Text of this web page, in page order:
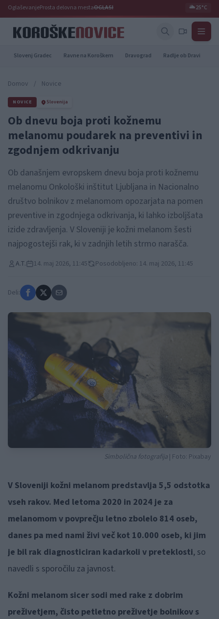
OglaševanjeProsta delovna mestaOGLASI 🌥️25°C
Slovenj Gradec Ravne na Koroškem Dravograd Radlje ob Dravi
Domov / Novice
NOVICE Slovenija
Ob dnevu boja proti kožnemu
melanomu poudarek na preventivi in
zgodnjem odkrivanju
Ob današnjem evropskem dnevu boja proti kožnemu
melanomu Onkološki inštitut Ljubljana in Nacionalno
društvo bolnikov z melanomom opozarjata na pomen
preventive in zgodnjega odkrivanja, ki lahko izboljšata
izide zdravljenja. V Sloveniji je kožni melanom šesti
najpogostejši rak, ki v zadnjih letih strmo narašča.
A.T. 14. maj 2026, 11:45 Posodobljeno: 14. maj 2026, 11:45
Deli:
Simbolična fotografija | Foto: Pixabay
V Sloveniji kožni melanom predstavlja 5,5 odstotka
vseh rakov. Med letoma 2020 in 2024 je za
melanomom v povprečju letno zbolelo 814 oseb,
danes pa med nami živi več kot 10.000 oseb, ki jim
je bil rak diagnosticiran kadarkoli v preteklosti, so
navedli s sporočilu za javnost.
Kožni melanom sicer sodi med rake z dobrim
preživetjem, čisto petletno preživetje bolnikov s